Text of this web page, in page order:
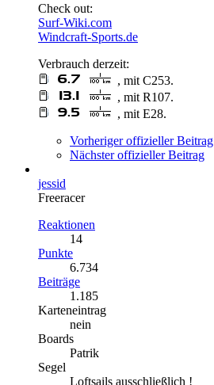
Check out:
Surf-Wiki.com
Windcraft-Sports.de
Verbrauch derzeit:
, mit C253.
, mit R107.
, mit E28.
Vorheriger offizieller Beitrag
Nächster offizieller Beitrag
jessid
Freeracer
Reaktionen
14
Punkte
6.734
Beiträge
1.185
Karteneintrag
nein
Boards
Patrik
Segel
Loftsails ausschließlich !